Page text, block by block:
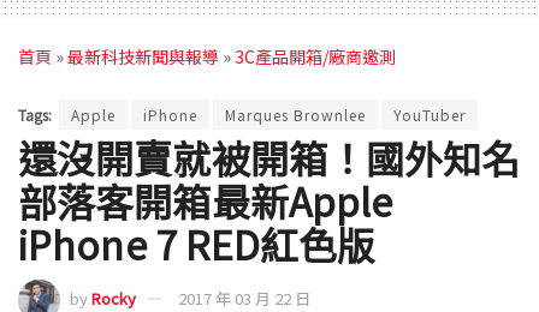
首頁 »最新科技新聞與報導 »3C產品開箱/廠商邀測
Tags: Apple iPhone Marques Brownlee YouTuber
還沒開賣就被開箱！國外知名
部落客開箱最新Apple
iPhone 7 RED紅色版
byRocky 2017 年 03 月 22 日